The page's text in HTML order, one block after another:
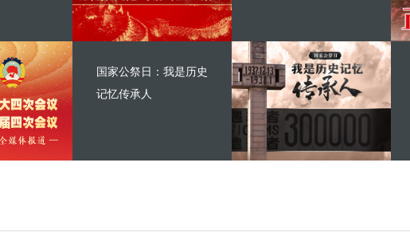
国家公祭日：我是历史
记忆传承人